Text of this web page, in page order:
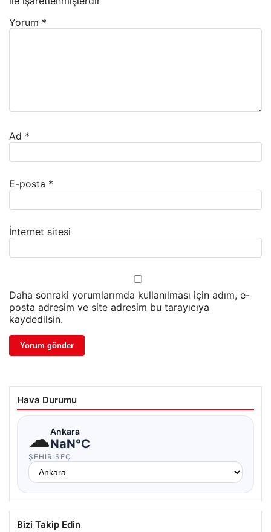
Yorum *
Ad *
E-posta *
İnternet sitesi
Daha sonraki yorumlarımda kullanılması için adım, e-
posta adresim ve site adresim bu tarayıcıya
kaydedilsin.
Hava Durumu
☁Ankara
NaN°C
ŞEHIR SEÇ
Bizi Takip Edin